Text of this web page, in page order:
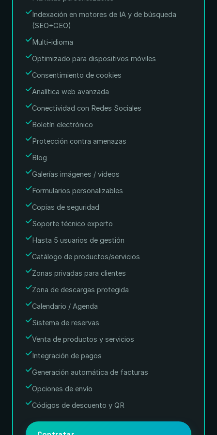
Indexación en motores de IA y de búsqueda
(SEO+GEO)
Multi-idioma
Optimizado para dispositivos móviles
Consentimiento de cookies
Analítica web avanzada
Conectividad con Redes Sociales
Boletín electrónico
Protección contra amenazas
Blog
Galerías imágenes / vídeos
Formularios personalizables
Copias de seguridad
Soporte técnico experto
Hasta 5 usuarios de gestión
Catálogo de productos/servicios
Zonas privadas para clientes
Zona de descargas protegida
Calendario / Agenda
Sistema de reservas
Venta de productos y servicios
Integración de pagos
Generación automática de facturas
Opciones de envío
Códigos de descuento y QR